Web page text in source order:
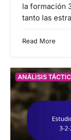
la formación
tanto las
Read More
ANÁLISIS